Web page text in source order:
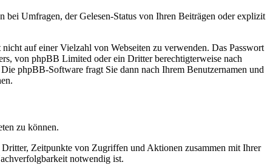
bei Umfragen, der Gelesen-Status von Ihren Beiträgen oder explizit
auf einer Vielzahl von Webseiten zu verwenden. Das Passwort
von phpBB Limited oder ein Dritter berechtigterweise nach
phpBB-Software fragt Sie dann nach Ihrem Benutzernamen und
zu können.
Dritter, Zeitpunkte von Zugriffen und Aktionen zusammen mit Ihrer
notwendig ist.